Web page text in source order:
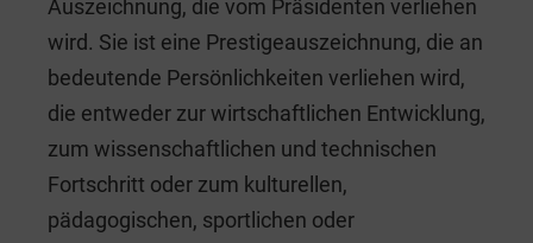
Auszeichnung, die vom Präsidenten verliehen
wird. Sie ist eine Prestigeauszeichnung, die an
bedeutende Persönlichkeiten verliehen wird,
die entweder zur wirtschaftlichen Entwicklung,
zum wissenschaftlichen und technischen
Fortschritt oder zum kulturellen,
pädagogischen, sportlichen oder